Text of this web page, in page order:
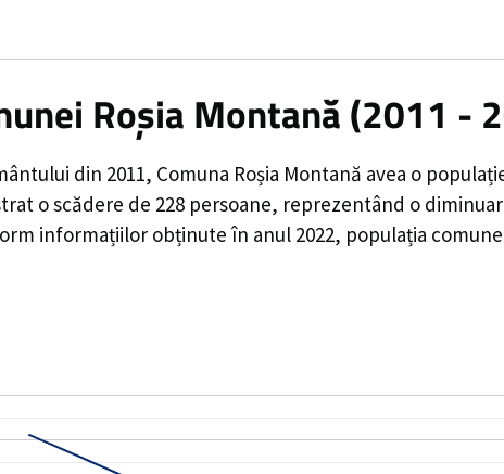
Roșia Montană (2011 -
din 2011, Comuna Roșia Montană avea o
oscădere de 228 persoane, reprezentând o
informațiilor obținute în anul 2022, populația